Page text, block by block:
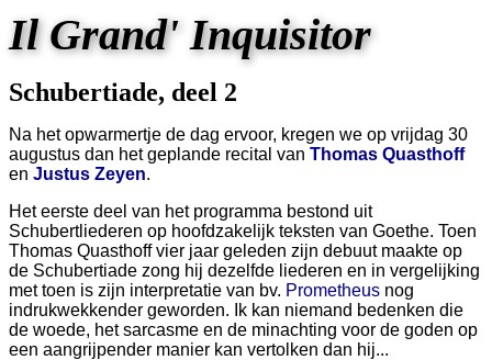
Il Grand' Inquisitor
Schubertiade, deel 2
Na het opwarmertje de dag ervoor, kregen we op vrijdag 30
augustus dan het geplande recital van Thomas Quasthoff
en Justus Zeyen.
Het eerste deel van het programma bestond uit
Schubertliederen op hoofdzakelijk teksten van Goethe. Toen
Thomas Quasthoff vier jaar geleden zijn debuut maakte op
de Schubertiade zong hij dezelfde liederen en in vergelijking
met toen is zijn interpretatie van bv. Prometheus nog
indrukwekkender geworden. Ik kan niemand bedenken die
de woede, het sarcasme en de minachting voor de goden op
een aangrijpender manier kan vertolken dan hij...